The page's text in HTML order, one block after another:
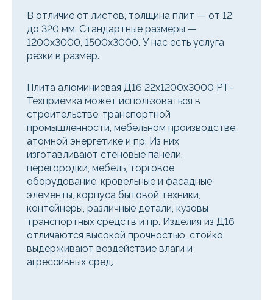
В отличие от листов, толщина плит — от 12
до 320 мм. Стандартные размеры —
1200x3000, 1500x3000. У нас есть услуга
резки в размер.
Плита алюминиевая Д16 22х1200х3000 РТ-
Техприемка может использоваться в
строительстве, транспортной
промышленности, мебельном производстве,
атомной энергетике и пр. Из них
изготавливают стеновые панели,
перегородки, мебель, торговое
оборудование, кровельные и фасадные
элементы, корпуса бытовой техники,
контейнеры, различные детали, кузовы
транспортных средств и пр. Изделия из Д16
отличаются высокой прочностью, стойко
выдерживают воздействие влаги и
агрессивных сред.